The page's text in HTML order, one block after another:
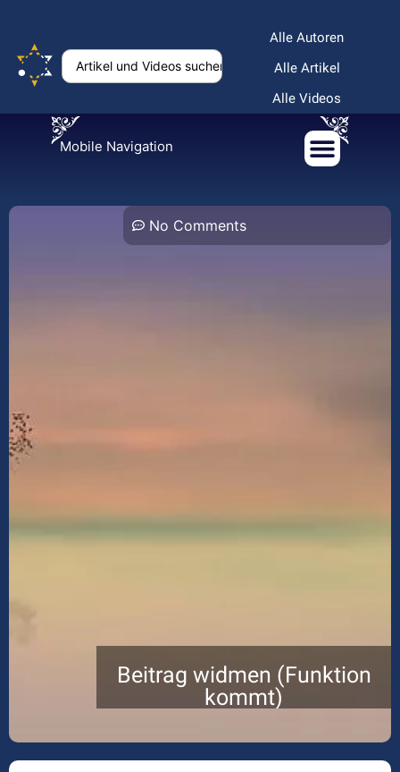
Alle Autoren
Alle Artikel
Alle Videos
Mobile Navigation
No Comments
Beitrag widmen (Funktion
kommt)